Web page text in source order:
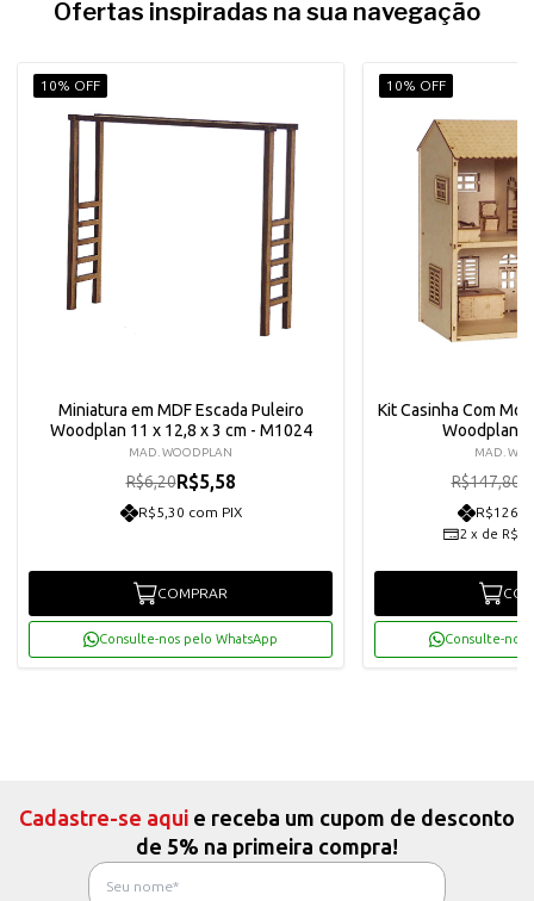
Ofertas inspiradas na sua navegação
10% OFF
Miniatura em MDF Escada Puleiro
Woodplan 11 x 12,8 x 3 cm - M1024
MAD. WOODPLAN
R$6,20R$5,58
R$5,30 com PIX
COMPRAR
Consulte-nos pelo WhatsApp
10% OFF
Kit Casinha Com
Woodplan
MAD.
R$147,80
2 x de
Consulte-nos
Cadastre-se aqui e receba um cupom de desconto
de 5% na primeira compra!